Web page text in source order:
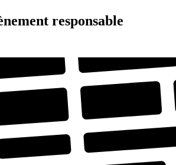
responsable